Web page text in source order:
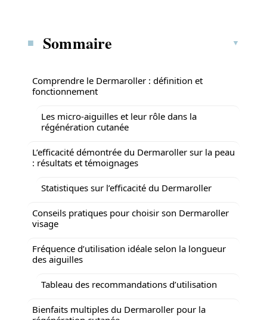
Sommaire
Comprendre le Dermaroller : définition et
fonctionnement
Les micro-aiguilles et leur rôle dans la
régénération cutanée
L’efficacité démontrée du Dermaroller sur la peau
: résultats et témoignages
Statistiques sur l’efficacité du Dermaroller
Conseils pratiques pour choisir son Dermaroller
visage
Fréquence d’utilisation idéale selon la longueur
des aiguilles
Tableau des recommandations d’utilisation
Bienfaits multiples du Dermaroller pour la